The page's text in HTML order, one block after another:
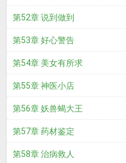
第52章 说到做到
第53章 好心警告
第54章 美女有所求
第55章 神医小店
第56章 妖兽蝎大王
第57章 药材鉴定
第58章 治病救人